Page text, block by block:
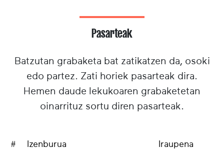
Pasarteak
Batzutan grabaketa bat zatikatzen da, osoki
edo partez. Zati horiek pasarteak dira.
Hemen daude lekukoaren grabaketetan
oinarrituz sortu diren pasarteak.
# Izenburua Iraupena